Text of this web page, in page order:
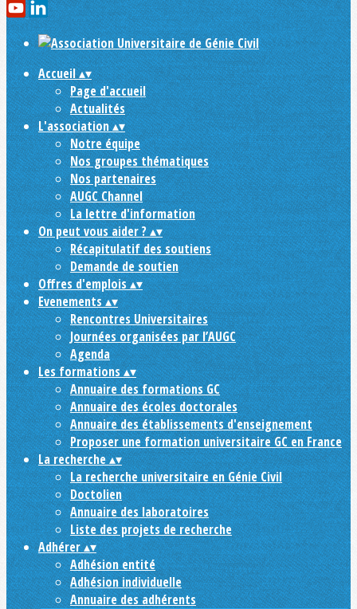
Accueil▴▾
Page d'accueil
Actualités
L'association▴▾
Notre équipe
Nos groupes thématiques
Nos partenaires
AUGC Channel
La lettre d'information
On peut vous aider ?▴▾
Récapitulatif des soutiens
Demande de soutien
Offres d'emplois▴▾
Evenements▴▾
Rencontres Universitaires
Journées organisées par l’AUGC
Agenda
Les formations▴▾
Annuaire des formations GC
Annuaire des écoles doctorales
Annuaire des établissements d'enseignement
Proposer une formation universitaire GC en France
La recherche▴▾
La recherche universitaire en Génie Civil
Doctolien
Annuaire des laboratoires
Liste des projets de recherche
Adhérer▴▾
Adhésion entité
Adhésion individuelle
Annuaire des adhérents